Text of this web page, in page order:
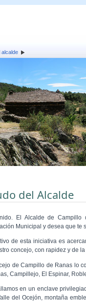
alcalde
del Alcalde
El Alcalde de
Municipal y desea que te
de esta iniciativa es
concejo, con rapidez y de
de Campillo de Ranas lo
Campillejo, El Espinar,
en un enclave
del Ocejón, montaña